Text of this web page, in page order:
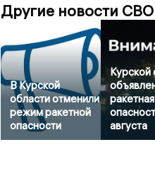
Другие новости СВО
В Курской
области отменили
режим ракетной
опасности
Курской
ракетная
августа